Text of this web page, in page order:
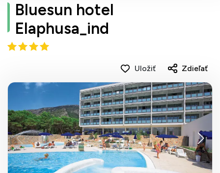
Bluesun hotel
Elaphusa_ind
Uložiť Zdieľať